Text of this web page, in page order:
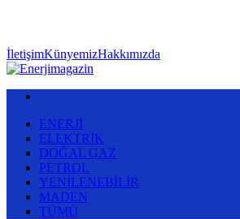
İletişimKünyemizHakkımızda
ENERJİ
ELEKTRİK
DOĞAL GAZ
PETROL
YENİLENEBİLİR
MADEN
TÜMÜ